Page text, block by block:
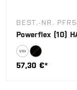
BEST.-NR.
Powerflex (10)
57,30 €*